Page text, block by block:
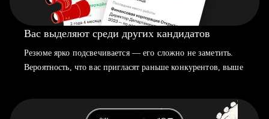
Вас выделяют среди других кандидатов
Резюме ярко подсвечивается — его сложно не заметить.
Вероятность, что вас пригласят раньше конкурентов, выше